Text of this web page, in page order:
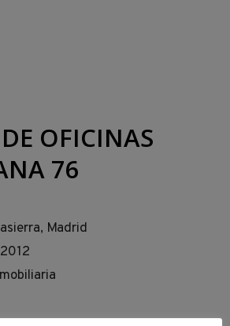
OFICINAS
76
Madrid